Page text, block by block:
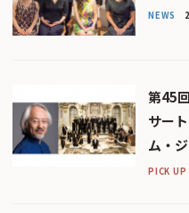
NEWS
第45
サー
ム・
PICK UP